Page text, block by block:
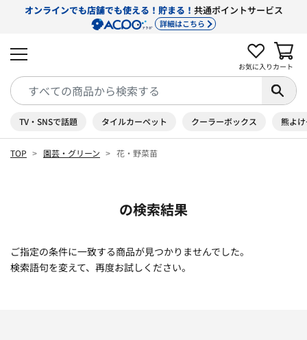
オンラインでも店舗でも使える！貯まる！ 共通ポイントサービス
詳細はこちら
お気に入り カート
TV・SNSで話題 タイルカーペット クーラーボックス 熊よ
TOP 園芸・グリーン 花・野菜苗
の検索結果
ご指定の条件に一致する商品が見つかりませんでした。
検索語句を変えて、再度お試しください。